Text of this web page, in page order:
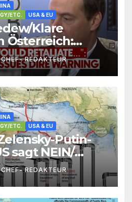
ETC.
USA & EU
Klare
Österreich:
führt zu RUS-
CHEF- REDAKTEUR
ETC.
USA & EU
Putin-
sagt NEIN/
+mehr
CHEF- REDAKTEUR